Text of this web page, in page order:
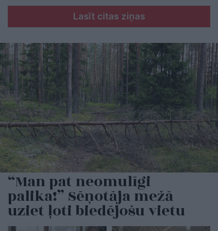
Lasīt citas ziņas
“Man pat neomulīgi
palika!” Sēņotāja mežā
uziet ļoti biedējošu vietu